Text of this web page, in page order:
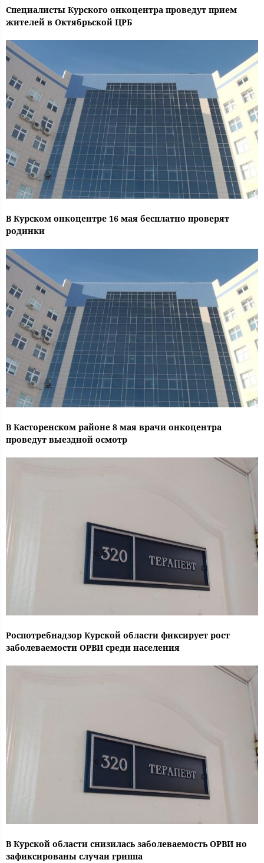
Специалисты Курского онкоцентра проведут прием
жителей в Октябрьской ЦРБ
В Курском онкоцентре 16 мая бесплатно проверят
родинки
В Касторенском районе 8 мая врачи онкоцентра
проведут выездной осмотр
Роспотребнадзор Курской области фиксирует рост
заболеваемости ОРВИ среди населения
В Курской области снизилась заболеваемость ОРВИ но
зафиксированы случаи гриппа